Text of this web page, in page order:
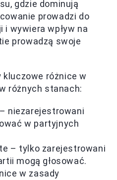
gdzie dominują
prowadzi do
i wywiera wpływ na
prowadzą swoje
różnice w
różnych stanach:
niezarejestrowani
w partyjnych
– tylko zarejestrowani
mogą głosować.
w zasady